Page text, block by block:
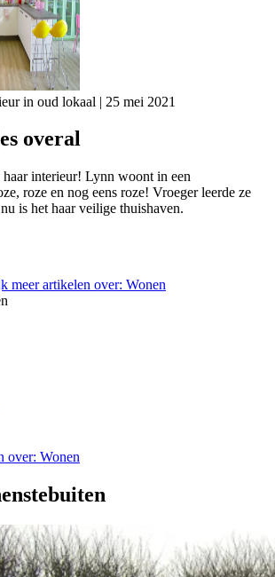
in oud lokaal | 25 mei 2021
overal
interieur! Lynn woont in een
roze en nog eens roze! Vroeger leerde ze
is het haar veilige thuishaven.
meer artikelen over: Wonen
over: Wonen